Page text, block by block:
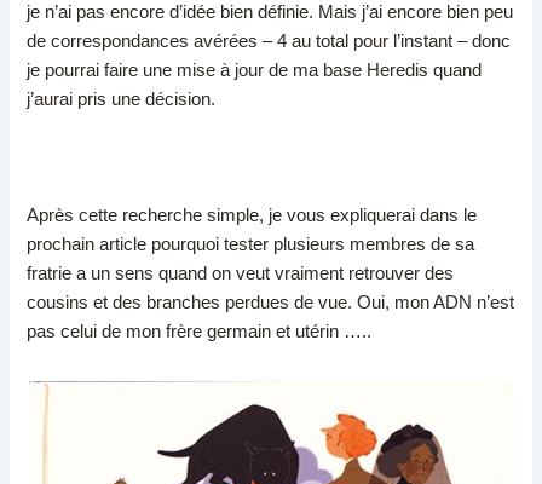
je n’ai pas encore d’idée bien définie. Mais j’ai encore bien peu
de correspondances avérées – 4 au total pour l’instant – donc
je pourrai faire une mise à jour de ma base Heredis quand
j’aurai pris une décision.
Après cette recherche simple, je vous expliquerai dans le
prochain article pourquoi tester plusieurs membres de sa
fratrie a un sens quand on veut vraiment retrouver des
cousins et des branches perdues de vue. Oui, mon ADN n’est
pas celui de mon frère germain et utérin …..